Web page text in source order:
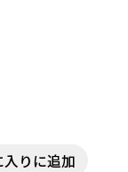
入りに追加